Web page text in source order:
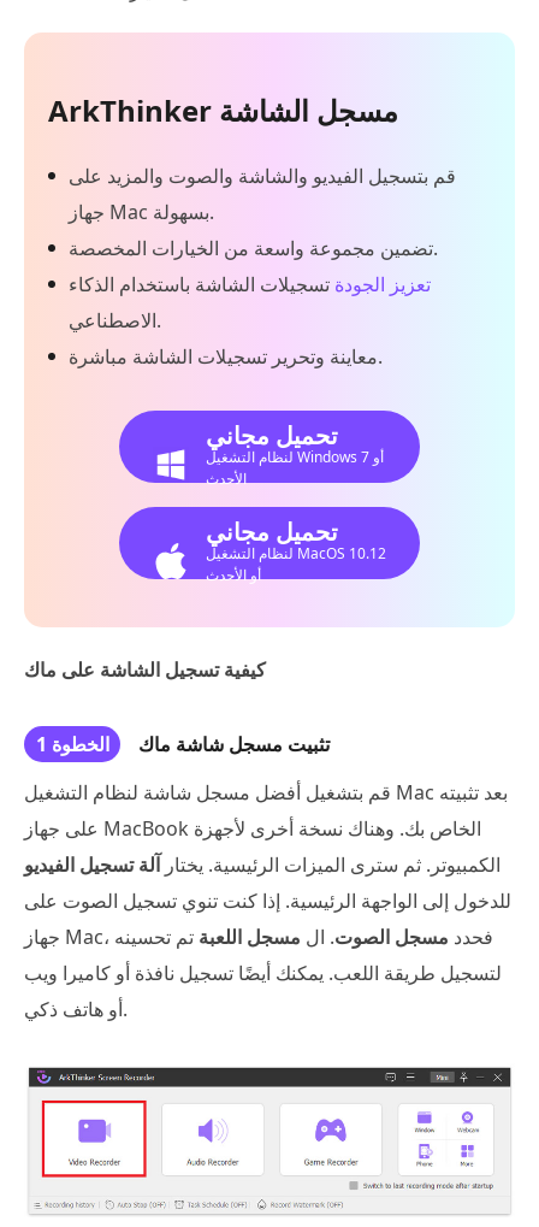
ArkThinker مسجل الشاشة
قم بتسجيل الفيديو والشاشة والصوت والمزيد على
جهاز Mac بسهولة.
تضمين مجموعة واسعة من الخيارات المخصصة.
تعزيز الجودة تسجيلات الشاشة باستخدام الذكاء
الاصطناعي.
معاينة وتحرير تسجيلات الشاشة مباشرة.
تحميل مجاني
لنظام التشغيل Windows 7 أو
الأحدث
تحميل مجاني
لنظام التشغيل MacOS 10.12
أو الأحدث
كيفية تسجيل الشاشة على ماك
الخطوة 1
تثبيت مسجل شاشة ماك
قم بتشغيل أفضل مسجل شاشة لنظام التشغيل Mac بعد تثبيته
على جهاز MacBook الخاص بك. وهناك نسخة أخرى لأجهزة
الكمبيوتر. ثم سترى الميزات الرئيسية. يختار آلة تسجيل الفيديو
للدخول إلى الواجهة الرئيسية. إذا كنت تنوي تسجيل الصوت على
جهاز Mac، فحدد مسجل الصوت. ال مسجل اللعبة تم تحسينه
لتسجيل طريقة اللعب. يمكنك أيضًا تسجيل نافذة أو كاميرا ويب
أو هاتف ذكي.